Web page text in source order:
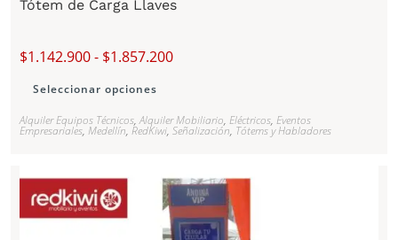
Tótem de Carga Llaves
$1.142.900 - $1.857.200
Seleccionar opciones
Alquiler Equipos Técnicos,Alquiler Mobiliario,Eléctricos,Eventos
Empresariales,Medellín,RedKiwi,Señalización, Tótems y Habladores